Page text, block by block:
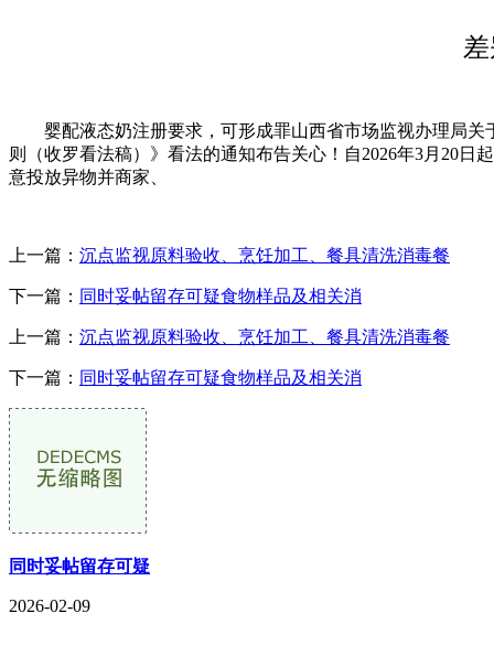
婴配液态奶注册要求，可形成罪山西省市场监视办理局关
则（收罗看法稿）》看法的通知布告关心！自2026年3月20
意投放异物并商家、
上一篇： 沉点监视原料验收、烹饪加工、餐具清洗消毒餐
下一篇： 同时妥帖留存可疑食物样品及相关消
上一篇： 沉点监视原料验收、烹饪加工、餐具清洗消毒餐
下一篇： 同时妥帖留存可疑食物样品及相关消
同时妥帖留存可疑
2026-02-09